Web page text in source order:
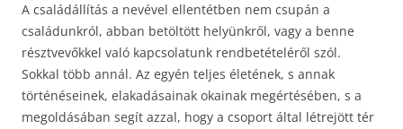
A családállítás a nevével ellentétben nem csupán a
családunkról, abban betöltött helyünkről, vagy a benne
résztvevőkkel való kapcsolatunk rendbetételéről szól.
Sokkal több annál. Az egyén teljes életének, s annak
történéseinek, elakadásainak okainak megértésében, s a
megoldásában segít azzal, hogy a csoport által létrejött tér